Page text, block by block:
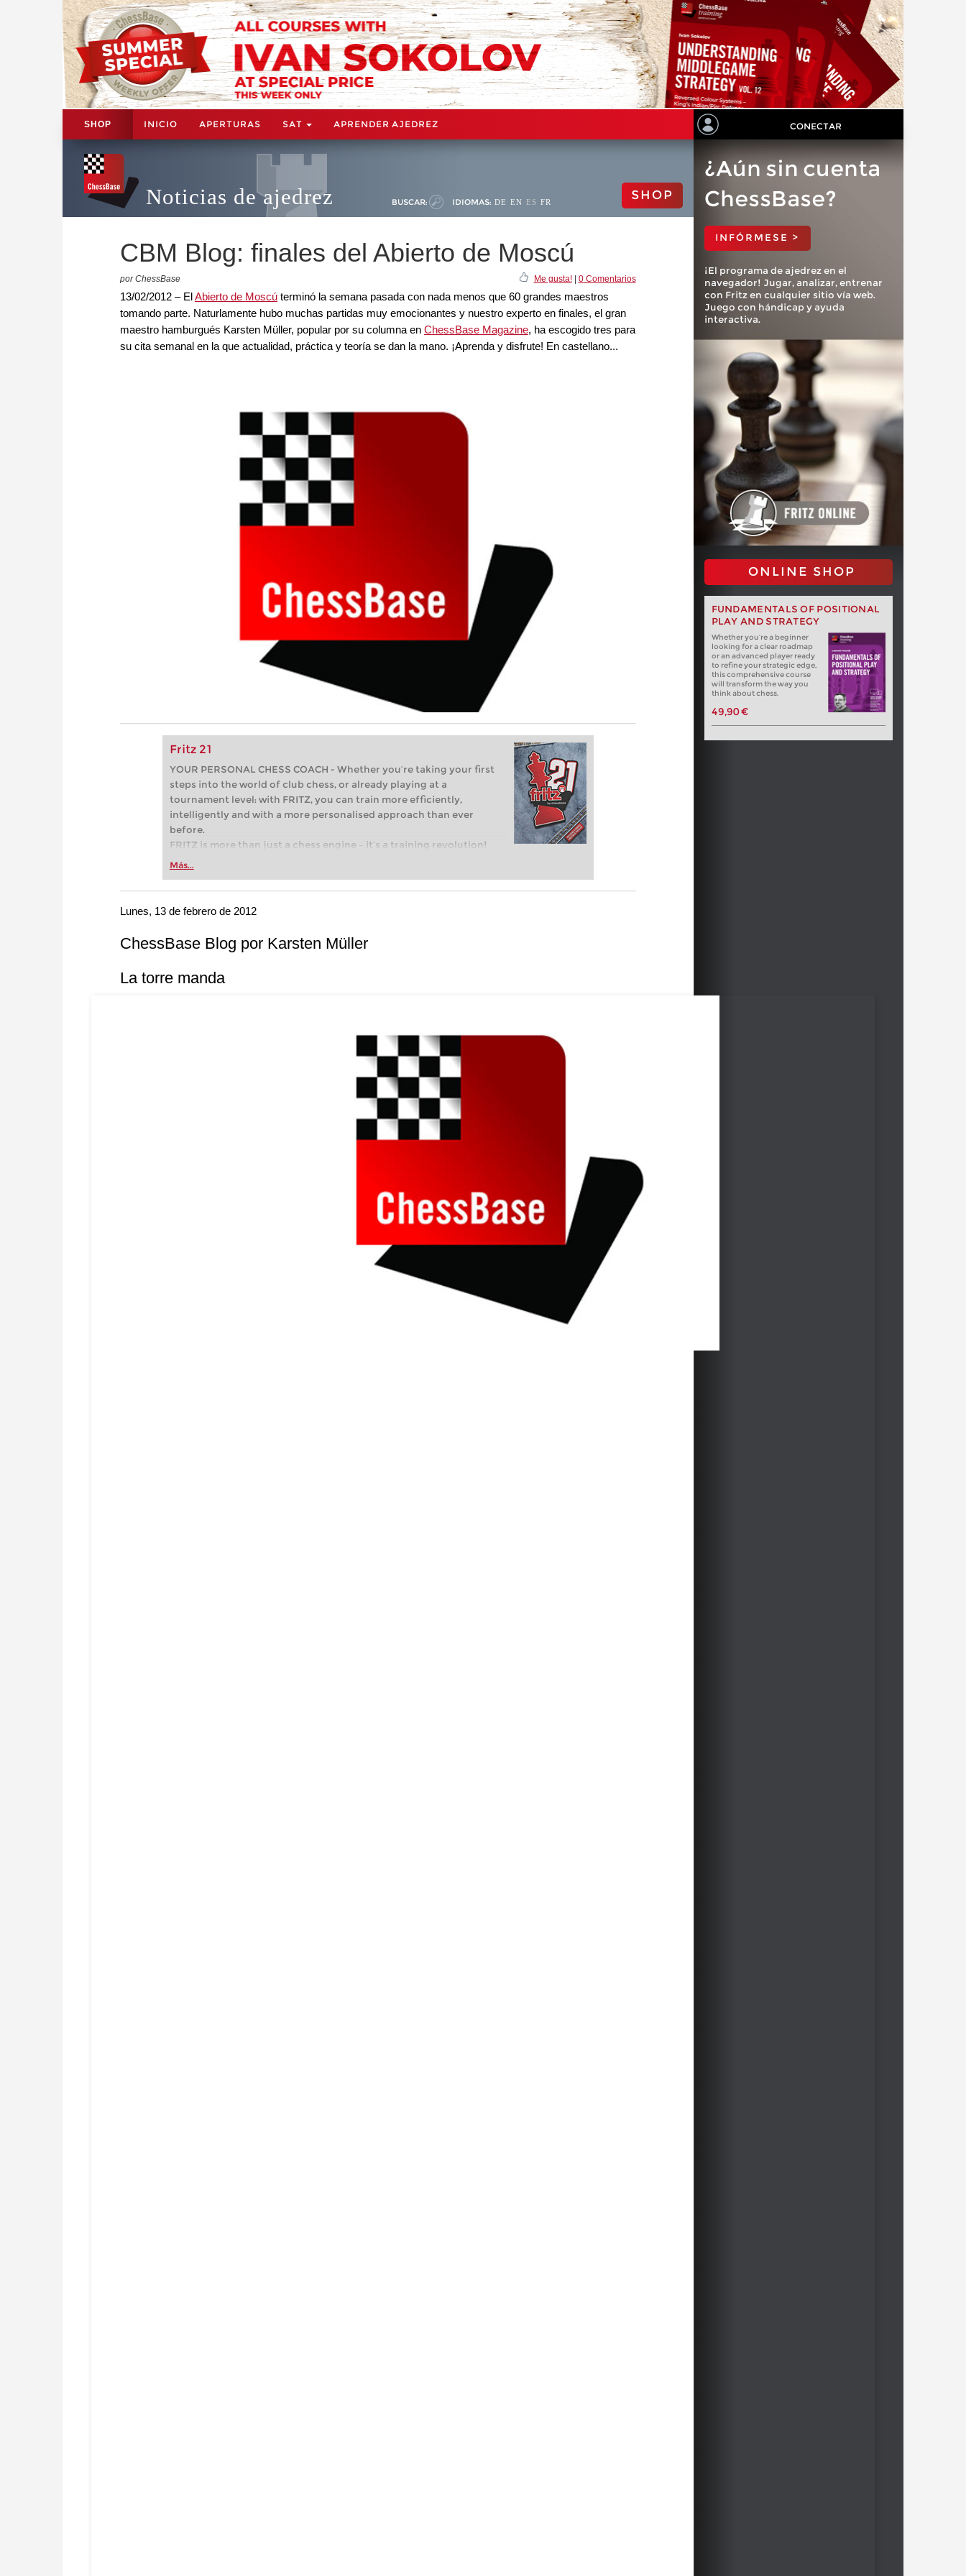
SHOP INICIO APERTURAS SAT APRENDER AJEDREZ CONECTAR
Noticias de ajedrez BUSCAR: IDIOMAS: DE EN ES FR SHOP
CBM Blog: finales del Abierto de Moscú
por ChessBase Me gusta!| 0 Comentarios
13/02/2012 – ElAbierto de Moscú terminó la semana pasada con nada menos que 60 grandes maestros
tomando parte. Naturlamente hubo muchas partidas muy emocionantes y nuestro experto en finales, el gran
maestro hamburgués Karsten Müller, popular por su columna en ChessBase Magazine, ha escogido tres para
su cita semanal en la que actualidad, práctica y teoría se dan la mano. ¡Aprenda y disfrute! En castellano...
Fritz 21
YOUR PERSONAL CHESS COACH - Whether you’re taking your first
steps into the world of club chess, or already playing at a
tournament level: with FRITZ, you can train more efficiently,
intelligently and with a more personalised approach than ever
before.
FRITZ is more than just a chess engine – it’s a training revolution!
Whether you’re taking your first steps into the world of club chess,
more efficiently, intelligently and with a more personalised
approach than ever before.
Más...
¿Aún sin cuenta
ChessBase?
INFÓRMESE >
¡El programa de ajedrez en el
navegador! Jugar, analizar, entrenar
con Fritz en cualquier sitio vía web.
Juego con hándicap y ayuda
interactiva.
ONLINE SHOP
FUNDAMENTALS OF POSITIONAL
PLAY AND STRATEGY
Whether you‘re a beginner
looking for a clear roadmap
or an advanced player ready
to refine your strategic edge,
this comprehensive course
will transform the way you
think about chess.
49,90 €
Lunes, 13 de febrero de 2012
ChessBase Blog por Karsten Müller
La torre manda